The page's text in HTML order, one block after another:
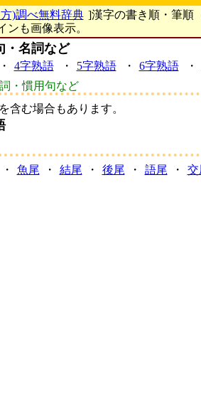
)調べ無料辞典 ]漢字の書き順・筆順
ンも画像表示。
・名詞など
・ 4字熟語 ・ 5字熟語 ・ 6字熟語 ・
・慣用句など
含む場合もあります。
・ 魚尾 ・ 結尾 ・ 後尾 ・ 語尾 ・ 交